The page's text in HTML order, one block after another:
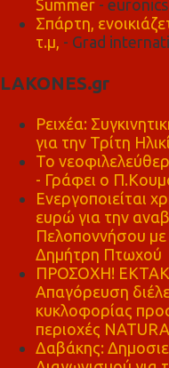
Summer -
Σπάρτη,
τ.μ, - Grad
LAKONES.gr
Ρειχέα:
για την Τρίτη
Το
- Γράφει ο
Ενεργοποιείται
ευρώ για την
Πελοποννήσου
Δημήτρη Πτωχού
ΠΡΟΣΟΧΗ!
Απαγόρευση
κυκλοφορίας
περιοχές NATURA
Δαβάκης: